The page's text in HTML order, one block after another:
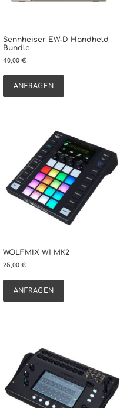
s
t
i
Sennheiser EW-D Handheld
Bundle
40,00€
ANFRAGEN
WOLFMIX W1 MK2
25,00€
ANFRAGEN